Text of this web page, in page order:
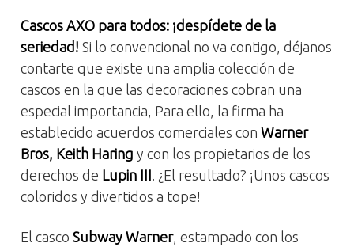
Cascos AXO para todos: ¡despídete de la
seriedad! Si lo convencional no va contigo, déjanos
contarte que existe una amplia colección de
cascos en la que las decoraciones cobran una
especial importancia, Para ello, la firma ha
establecido acuerdos comerciales con Warner
Bros, Keith Haring y con los propietarios de los
derechos de Lupin III. ¿El resultado? ¡Unos cascos
coloridos y divertidos a tope!
El casco Subway Warner, estampado con los